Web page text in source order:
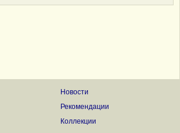
Новости
Рекомендации
Коллекции